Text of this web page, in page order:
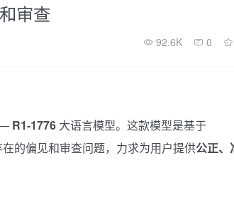
审查
92.6K 0
R1-1776 大语言模型。这款模型是基于
的偏见和审查问题，力求为用户提供公正、